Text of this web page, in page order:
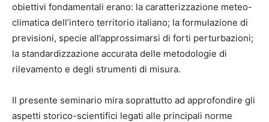
obiettivi fondamentali erano: la caratterizzazione meteo-
climatica dell’intero territorio italiano; la formulazione di
previsioni, specie all’approssimarsi di forti perturbazioni;
la standardizzazione accurata delle metodologie di
rilevamento e degli strumenti di misura.
Il presente seminario mira soprattutto ad approfondire gli
aspetti storico-scientifici legati alle principali norme